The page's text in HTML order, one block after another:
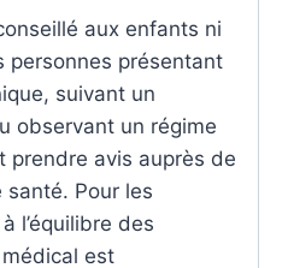
aux enfants ni
personnes présentant
suivant un
observant un régime
prendre avis auprès de
Pour les
l’équilibre des
est